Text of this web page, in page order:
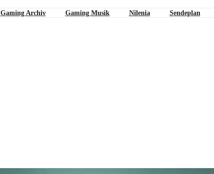
Gaming Archiv Gaming Musik Nilenia Sendeplan